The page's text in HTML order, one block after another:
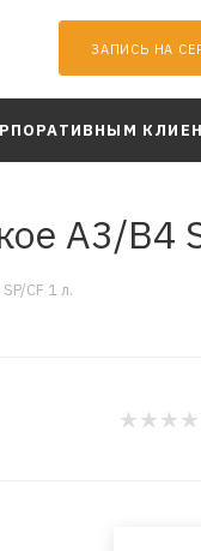
ЗАПИСЬ НА
A3/B4
CF 1 л.